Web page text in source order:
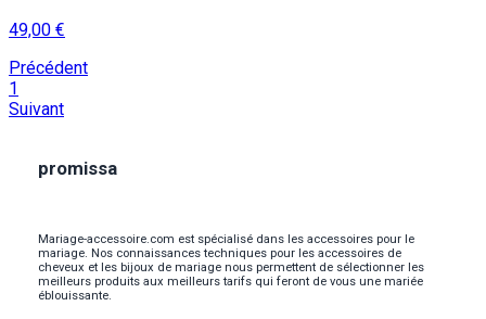
49,00 €
Précédent
1
Suivant
promissa
Mariage-accessoire.com est spécialisé dans les accessoires pour le
mariage. Nos connaissances techniques pour les accessoires de
cheveux et les bijoux de mariage nous permettent de sélectionner les
meilleurs produits aux meilleurs tarifs qui feront de vous une mariée
éblouissante.